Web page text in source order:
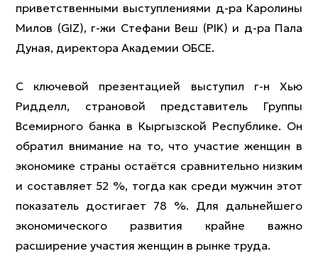
приветственными выступлениями д-ра Каролины
Милов (GIZ), г-жи Стефани Веш (PIK) и д-ра Пала
Дуная, директора Академии ОБСЕ.
С ключевой презентацией выступил г-н Хью
Ридделл, страновой представитель Группы
Всемирного банка в Кыргызской Республике. Он
обратил внимание на то, что участие женщин в
экономике страны остаётся сравнительно низким
и составляет 52 %, тогда как среди мужчин этот
показатель достигает 78 %. Для дальнейшего
экономического развития крайне важно
расширение участия женщин в рынке труда.